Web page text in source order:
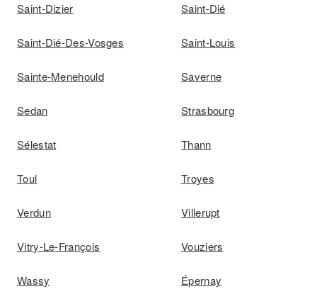
Saint-Dizier Saint-Dié
Saint-Dié-Des-Vosges Saint-Louis
Sainte-Menehould Saverne
Sedan Strasbourg
Sélestat Thann
Toul Troyes
Verdun Villerupt
Vitry-Le-François Vouziers
Wassy Épernay